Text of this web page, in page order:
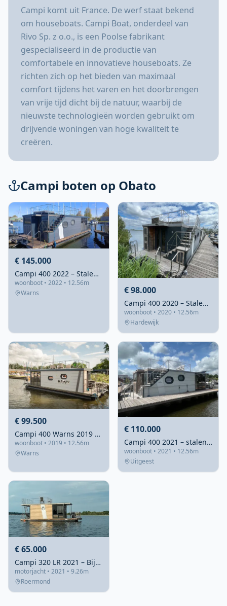
Campi komt uit France. De werf staat bekend
om houseboats. Campi Boat, onderdeel van
Rivo Sp. z o.o., is een Poolse fabrikant
gespecialiseerd in de productie van
comfortabele en innovatieve houseboats. Ze
richten zich op het bieden van maximaal
comfort tijdens het varen en het doorbrengen
van vrije tijd dicht bij de natuur, waarbij de
nieuwste technologieën worden gebruikt om
drijvende woningen van hoge kwaliteit te
creëren.
Campi boten op Obato
€ 145.000
Campi 400 2022 – Stalen Houseboat met ligplaats Warns
woonboot • 2022 • 12.56m
Warns
€ 98.000
Campi 400 2020 – Stalen houseboat met charteroptie Harderwijk
woonboot • 2020 • 12.56m
Hardewijk
€ 99.500
Campi 400 Warns 2019 – Houseboat met ligplaats en steiger
woonboot • 2019 • 12.56m
Warns
€ 110.000
Campi 400 2021 – stalen woonboot met verhuurmogelijkheid
woonboot • 2021 • 12.56m
Uitgeest
€ 65.000
Campi 320 LR 2021 – Bijna nieuwe motorboot met ruime stahoogte
motorjacht • 2021 • 9.26m
Roermond